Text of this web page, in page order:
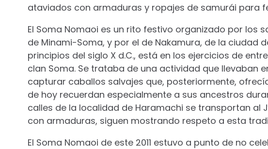
ataviados con armaduras y ropajes de samurái para
El Soma Nomaoi es un rito festivo organizado por los
de Minami-Soma, y por el de Nakamura, de la ciudad
principios del siglo X d.C., está en los ejercicios de
clan Soma. Se trataba de una actividad que llevaban
capturar caballos salvajes que, posteriormente,
de hoy recuerdan especialmente a sus ancestros
calles de la localidad de Haramachi se transportan al
con armaduras, siguen mostrando respeto a esta
El Soma Nomaoi de este 2011 estuvo a punto de no